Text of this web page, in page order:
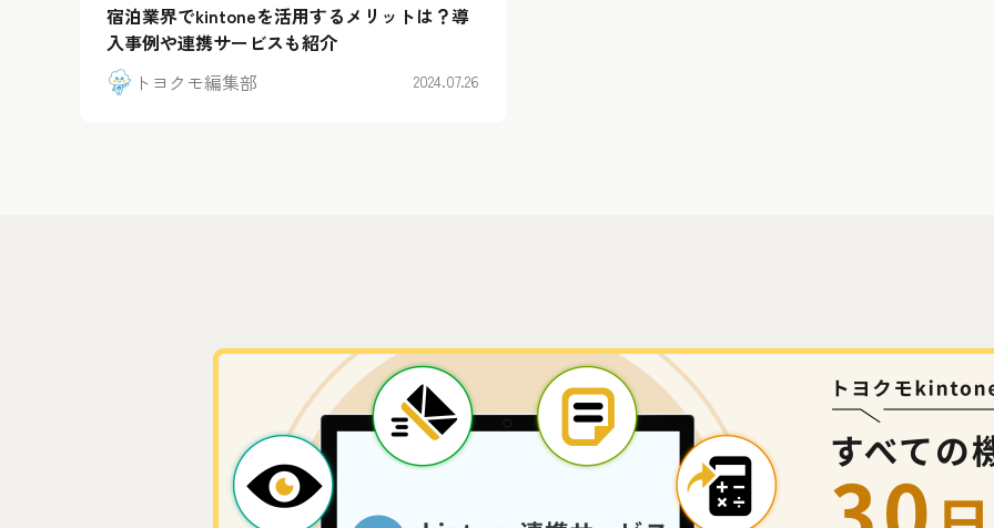
宿泊業界でkintoneを活用するメリットは？導
入事例や連携サービスも紹介
トヨクモ編集部
2024.07.26